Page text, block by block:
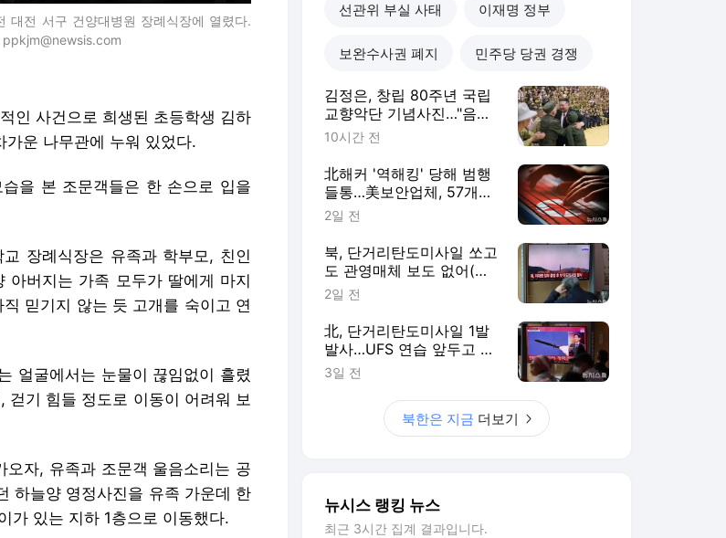
전 서구 건양대병원 장례식장에 열렸다.
인 사건으로 희생된 초등학생 김하
운 나무관에 누워 있었다.
을 본 조문객들은 한 손으로 입을
장례식장은 유족과 학부모, 친인
버지는 가족 모두가 딸에게 마지
믿기지 않는 듯 고개를 숙이고 연
얼굴에서는 눈물이 끊임없이 흘렸
걷기 힘들 정도로 이동이 어려워 보
자, 유족과 조문객 울음소리는 공
하늘양 영정사진을 유족 가운데 한
가 있는 지하 1층으로 이동했다.
선관위 부실 사태 이재명 정부
보완수사권 폐지 민주당 당권 경쟁
김정은, 창립 80주년 국립
교향악단 기념사진…"음악,
국가부흥 추동력"
10시간 전
北해커 '역해킹' 당해 범행
들통…美보안업체, 57개국
공격 흔적 확인
2일 전
북, 단거리탄도미사일 쏘고
도 관영매체 보도 없어(종
합)
2일 전
北, 단거리탄도미사일 1발
발사…UFS 연습 앞두고 도
발(종합)
3일 전
북한은 지금 더보기
뉴시스 랭킹 뉴스
최근 3시간 집계 결과입니다.